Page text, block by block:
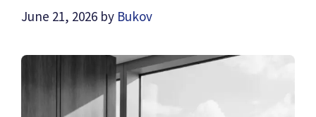
June 21, 2026 by Bukov